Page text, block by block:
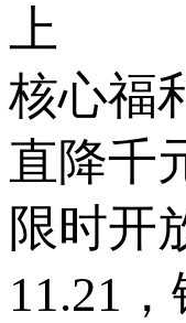
上
核心福
直降千
限时开
11.21